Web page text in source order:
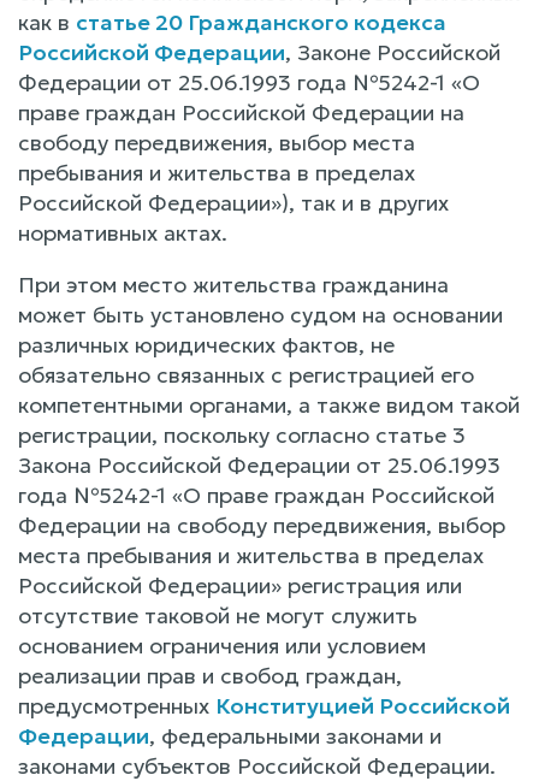
как в статье 20 Гражданского кодекса
Российской Федерации, Законе Российской
Федерации от 25.06.1993 года №5242-1 «О
праве граждан Российской Федерации на
свободу передвижения, выбор места
пребывания и жительства в пределах
Российской Федерации»), так и в других
нормативных актах.
При этом место жительства гражданина
может быть установлено судом на основании
различных юридических фактов, не
обязательно связанных с регистрацией его
компетентными органами, а также видом такой
регистрации, поскольку согласно статье 3
Закона Российской Федерации от 25.06.1993
года №5242-1 «О праве граждан Российской
Федерации на свободу передвижения, выбор
места пребывания и жительства в пределах
Российской Федерации» регистрация или
отсутствие таковой не могут служить
основанием ограничения или условием
реализации прав и свобод граждан,
предусмотренных Конституцией Российской
Федерации, федеральными законами и
законами субъектов Российской Федерации.